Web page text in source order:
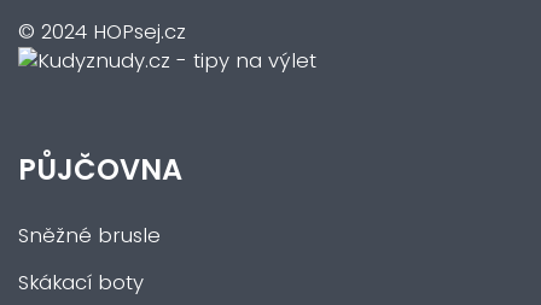
© 2024 HOPsej.cz
PŮJČOVNA
Sněžné brusle
Skákací boty